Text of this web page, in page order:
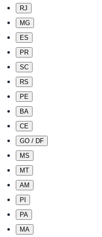
RJ
MG
ES
PR
SC
RS
PE
BA
CE
GO / DF
MS
MT
AM
PI
PA
MA